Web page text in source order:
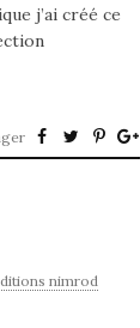
j’ai créé ce
nimrod